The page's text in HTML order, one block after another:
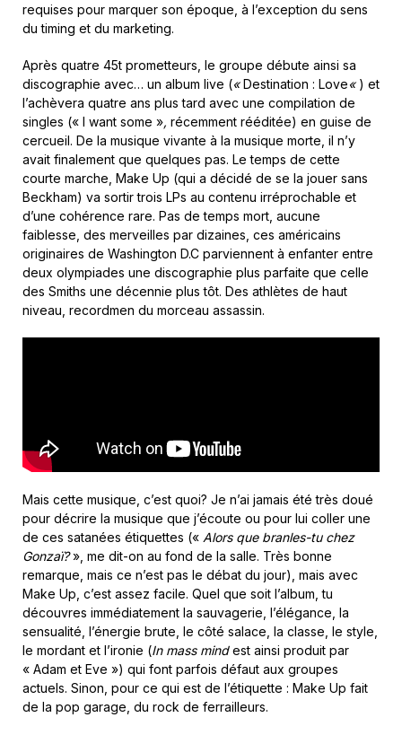
requises pour marquer son époque, à l’exception du sens
du timing et du marketing.
Après quatre 45t prometteurs, le groupe débute ainsi sa
discographie avec… un album live («Destination : Love«) et
l’achèvera quatre ans plus tard avec une compilation de
singles (« I want some », récemment rééditée) en guise de
cercueil. De la musique vivante à la musique morte, il n’y
avait finalement que quelques pas. Le temps de cette
courte marche, Make Up (qui a décidé de se la jouer sans
Beckham) va sortir trois LPs au contenu irréprochable et
d’une cohérence rare. Pas de temps mort, aucune
faiblesse, des merveilles par dizaines, ces américains
originaires de Washington D.C parviennent à enfanter entre
deux olympiades une discographie plus parfaite que celle
des Smiths une décennie plus tôt. Des athlètes de haut
niveau, recordmen du morceau assassin.
Mais cette musique, c’est quoi? Je n’ai jamais été très doué
pour décrire la musique que j’écoute ou pour lui coller une
de ces satanées étiquettes (« Alors que branles-tu chez
Gonzaï?», me dit-on au fond de la salle. Très bonne
remarque, mais ce n’est pas le débat du jour), mais avec
Make Up, c’est assez facile. Quel que soit l’album, tu
découvres immédiatement la sauvagerie, l’élégance, la
sensualité, l’énergie brute, le côté salace, la classe, le style,
le mordant et l’ironie (In mass mindest ainsi produit par
« Adam et Eve ») qui font parfois défaut aux groupes
actuels. Sinon, pour ce qui est de l’étiquette : Make Up fait
de la pop garage, du rock de ferrailleurs.